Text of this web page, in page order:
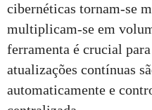
cibernéticas tornam-se
multiplicam-se em
ferramenta é crucial
atualizações contínuas
automaticamente e